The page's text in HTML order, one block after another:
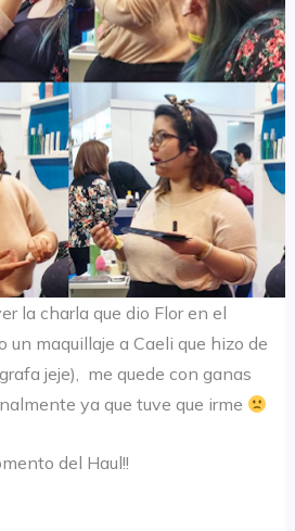
la charla que dio Flor en el
un maquillaje a Caeli que hizo de
jeje), me quede con ganas
ya que tuve que irme
del Haul!!